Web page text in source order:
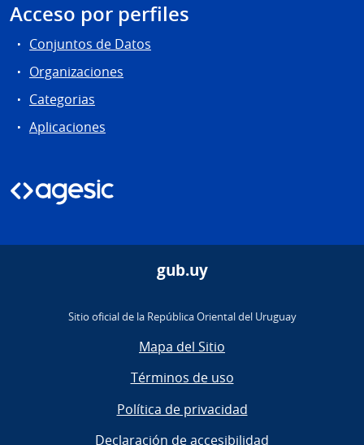
Acceso por perfiles
Conjuntos de Datos
Organizaciones
Categorias
Aplicaciones
gub.uy
Sitio oficial de la República Oriental del Uruguay
Mapa del Sitio
Términos de uso
Política de privacidad
Declaración de accesibilidad